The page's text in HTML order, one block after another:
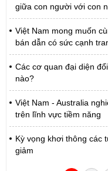
giữa con người với con
Việt Nam mong muốn
bán dẫn có sức cạnh
Các cơ quan đại diện
nào?
Việt Nam - Australia
trên lĩnh vực tiềm năng
Kỳ vọng khơi thông các
giảm